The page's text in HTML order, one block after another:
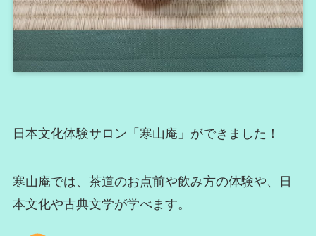
日本文化体験サロン「寒山庵」ができました！
寒山庵では、茶道のお点前や飲み方の体験や、日
本文化や古典文学が学べます。